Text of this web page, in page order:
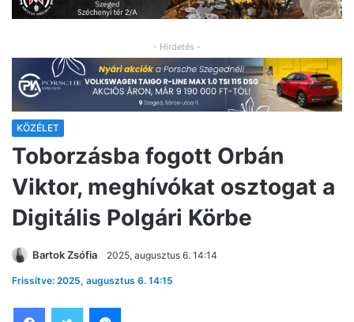
- Hirdetés -
KÖZÉLET
Toborzásba fogott Orbán
Viktor, meghívókat osztogat a
Digitális Polgári Körbe
Bartok Zsófia 2025, augusztus 6. 14:14
Frissítve: 2025, augusztus 6. 14:15